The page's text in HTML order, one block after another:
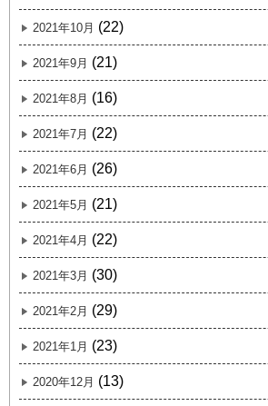
2021年10月 (22)
2021年9月 (21)
2021年8月 (16)
2021年7月 (22)
2021年6月 (26)
2021年5月 (21)
2021年4月 (22)
2021年3月 (30)
2021年2月 (29)
2021年1月 (23)
2020年12月 (13)